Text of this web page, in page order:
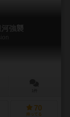
強襲
70
持ってる